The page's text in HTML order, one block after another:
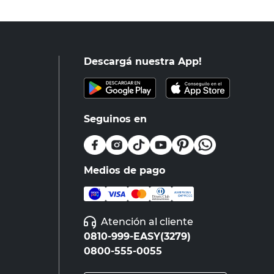
Descargá nuestra App!
Seguinos en
Medios de pago
Atención al cliente
0810-999-EASY(3279)
0800-555-0055